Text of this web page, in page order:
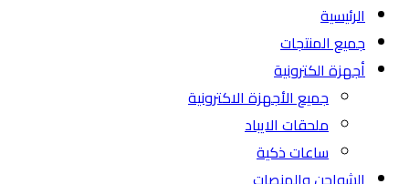
الرئيسية
جميع المنتجات
أجهزة الكترونية
جميع الأجهزة الاكترونية
ملحقات الايباد
ساعات ذكية